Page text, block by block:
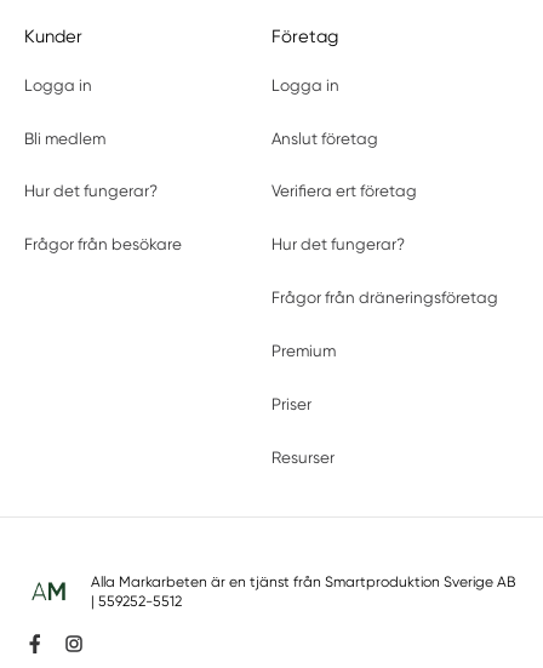
Kunder
Logga in
Bli medlem
Hur det fungerar?
Frågor från besökare
Företag
Logga in
Anslut företag
Verifiera ert företag
Hur det fungerar?
Frågor från dräneringsföretag
Premium
Priser
Resurser
Alla Markarbeten är en tjänst från Smartproduktion Sverige AB
| 559252-5512